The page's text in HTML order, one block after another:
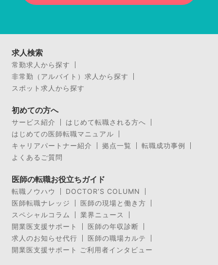
求人検索
常勤求人から探す
非常勤（アルバイト）求人から探す
スポット求人から探す
初めての方へ
サービス紹介
はじめて転職される方へ
はじめての医師転職マニュアル
キャリアパートナー紹介
拠点一覧
転職成功事例
よくあるご質問
医師の転職お役立ちガイド
転職ノウハウ
DOCTOR’S COLUMN
医師転職ナレッジ
医師の現場と働き方
スペシャルコラム
業界ニュース
開業医支援サポート
医師の年収診断
求人のお知らせ代行
医師の職場カルテ
開業医支援サポート ご利用者インタビュー